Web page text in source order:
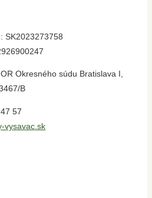
SK2023273758
Okresného súdu Bratislava I,
B
57
vysavac.sk